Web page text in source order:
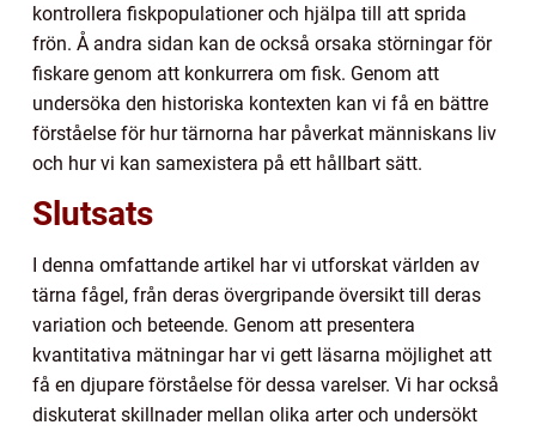
kontrollera fiskpopulationer och hjälpa till att sprida
frön. Å andra sidan kan de också orsaka störningar för
fiskare genom att konkurrera om fisk. Genom att
undersöka den historiska kontexten kan vi få en bättre
förståelse för hur tärnorna har påverkat människans liv
och hur vi kan samexistera på ett hållbart sätt.
Slutsats
I denna omfattande artikel har vi utforskat världen av
tärna fågel, från deras övergripande översikt till deras
variation och beteende. Genom att presentera
kvantitativa mätningar har vi gett läsarna möjlighet att
få en djupare förståelse för dessa varelser. Vi har också
diskuterat skillnader mellan olika arter och undersökt